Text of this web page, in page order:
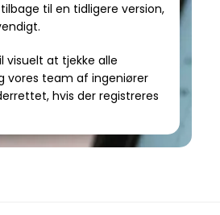
til en tidligere version,
visuelt at tjekke alle
vores team af ingeniører
hvis der registreres